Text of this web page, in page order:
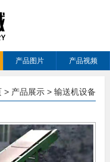
产品图片 产品视频
> 产品展示 >输送机设备